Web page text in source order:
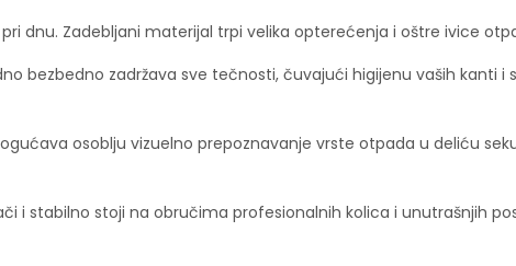
dnu. Zadebljani materijal trpi velika opterećenja i oštre ivice
bezbedno zadržava sve tečnosti, čuvajući higijenu vaših kanti i
osoblju vizuelno prepoznavanje vrste otpada u deliću
i stabilno stoji na obručima profesionalnih kolica i unutrašnjih